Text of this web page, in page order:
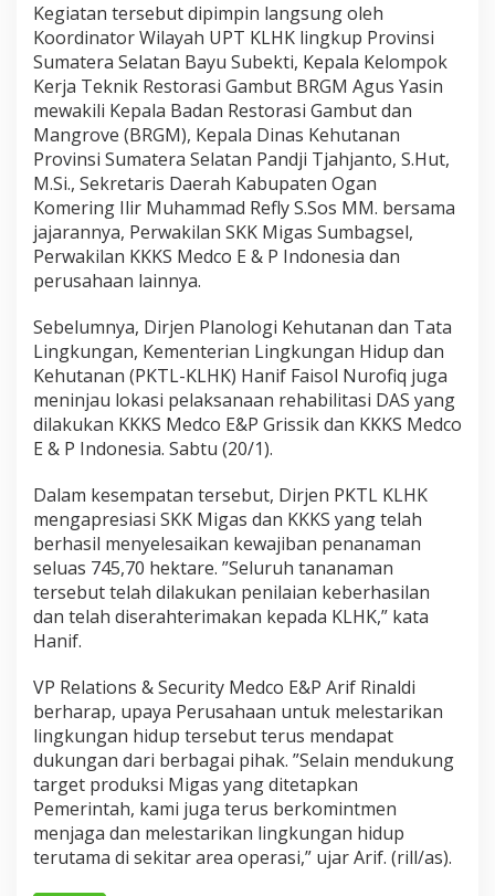
Kegiatan tersebut dipimpin langsung oleh
Koordinator Wilayah UPT KLHK lingkup Provinsi
Sumatera Selatan Bayu Subekti, Kepala Kelompok
Kerja Teknik Restorasi Gambut BRGM Agus Yasin
mewakili Kepala Badan Restorasi Gambut dan
Mangrove (BRGM), Kepala Dinas Kehutanan
Provinsi Sumatera Selatan Pandji Tjahjanto, S.Hut,
M.Si., Sekretaris Daerah Kabupaten Ogan
Komering Ilir Muhammad Refly S.Sos MM. bersama
jajarannya, Perwakilan SKK Migas Sumbagsel,
Perwakilan KKKS Medco E & P Indonesia dan
perusahaan lainnya.
Sebelumnya, Dirjen Planologi Kehutanan dan Tata
Lingkungan, Kementerian Lingkungan Hidup dan
Kehutanan (PKTL-KLHK) Hanif Faisol Nurofiq juga
meninjau lokasi pelaksanaan rehabilitasi DAS yang
dilakukan KKKS Medco E&P Grissik dan KKKS Medco
E & P Indonesia. Sabtu (20/1).
Dalam kesempatan tersebut, Dirjen PKTL KLHK
mengapresiasi SKK Migas dan KKKS yang telah
berhasil menyelesaikan kewajiban penanaman
seluas 745,70 hektare. ”Seluruh tananaman
tersebut telah dilakukan penilaian keberhasilan
dan telah diserahterimakan kepada KLHK,” kata
Hanif.
VP Relations & Security Medco E&P Arif Rinaldi
berharap, upaya Perusahaan untuk melestarikan
lingkungan hidup tersebut terus mendapat
dukungan dari berbagai pihak. ”Selain mendukung
target produksi Migas yang ditetapkan
Pemerintah, kami juga terus berkomintmen
menjaga dan melestarikan lingkungan hidup
terutama di sekitar area operasi,” ujar Arif. (rill/as).